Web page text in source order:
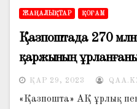
ЖАҢАЛЫҚТАР ҚОҒАМ
Қазпоштада 270 млн
қаржының
ҚАР 29, 2023
«Қазпошта» АҚ ұрлық